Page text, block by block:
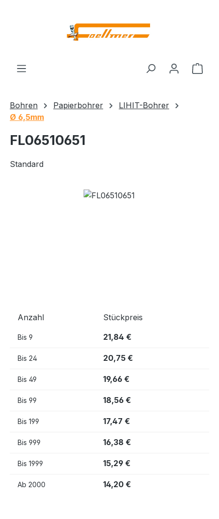
Bohren Papierbohrer
LIHIT-Bohrer
Ø 6,5mm
FL06510651
Standard
Bildergalerie überspringen
Anzahl Stückpreis
Bis 9 21,84 €
Bis 24 20,75 €
Bis 49 19,66 €
Bis 99 18,56 €
Bis 199 17,47 €
Bis 999 16,38 €
Bis 1999 15,29 €
Ab 2000 14,20 €